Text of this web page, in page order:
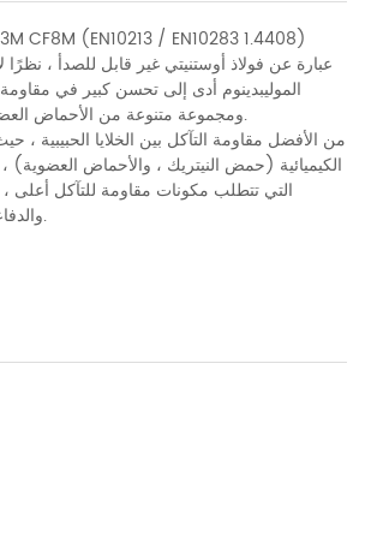
CF8M (EN10213 / EN10283 1.4408)
الموليبدينوم أدى إلى تحسن كبير في
ومجموعة متنوعة من الأحماض العضوية والقلويات والأملاح.
من الأفضل مقاومة التآكل بين الخلايا الحبيبية
الكيميائية (حمض النيتريك ، والأحماض العضوية)
التي تتطلب مكونات مقاومة للتآكل أعلى
والدفاعات ، والصمامات ، إلخ.